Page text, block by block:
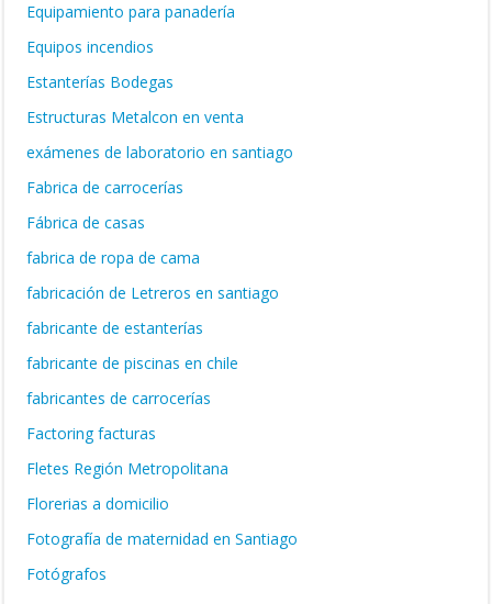
Equipamiento para panadería
Equipos incendios
Estanterías Bodegas
Estructuras Metalcon en venta
exámenes de laboratorio en santiago
Fabrica de carrocerías
Fábrica de casas
fabrica de ropa de cama
fabricación de Letreros en santiago
fabricante de estanterías
fabricante de piscinas en chile
fabricantes de carrocerías
Factoring facturas
Fletes Región Metropolitana
Florerias a domicilio
Fotografía de maternidad en Santiago
Fotógrafos